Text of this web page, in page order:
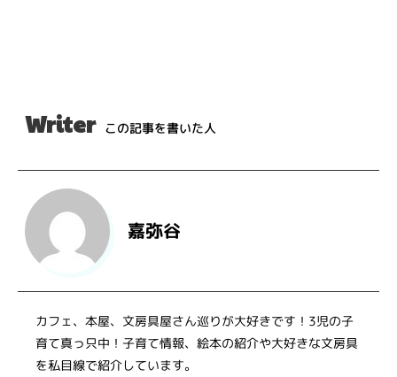
Writer この記事を書いた人
嘉弥谷
カフェ、本屋、文房具屋さん巡りが大好きです！3児の子
育て真っ只中！子育て情報、絵本の紹介や大好きな文房具
を私目線で紹介しています。